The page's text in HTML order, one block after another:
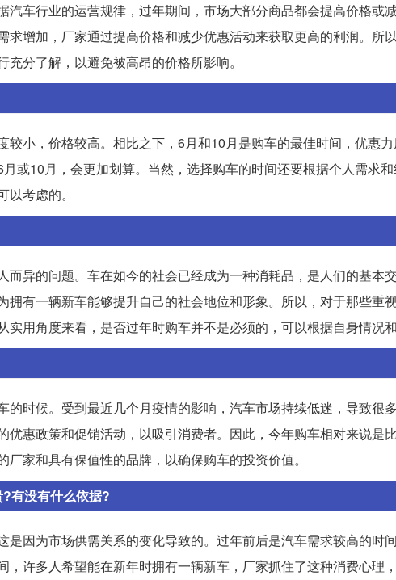
汽车行业的运营规律，过年期间，市场大部分商品都会提高价格或
求增加，厂家通过提高价格和减少优惠活动来获取更高的利润。所
分了解，以避免被高昂的价格所影响。
较小，价格较高。相比之下，6月和10月是购车的最佳时间，优惠
或10月，会更加划算。当然，选择购车的时间还要根据个人需求
考虑的。
异的问题。车在如今的社会已经成为一种消耗品，是人们的基本
拥有一辆新车能够提升自己的社会地位和形象。所以，对于那些重
用角度来看，是否过年时购车并不是必须的，可以根据自身情况和
的时候。受到最近几个月疫情的影响，汽车市场持续低迷，导致很
优惠政策和促销活动，以吸引消费者。因此，今年购车相对来说是
家和具有保值性的品牌，以确保购车的投资价值。
有没有什么依据?
是因为市场供需关系的变化导致的。过年前后是汽车需求较高的时
许多人希望能在新年时拥有一辆新车，厂家抓住了这种消费心理